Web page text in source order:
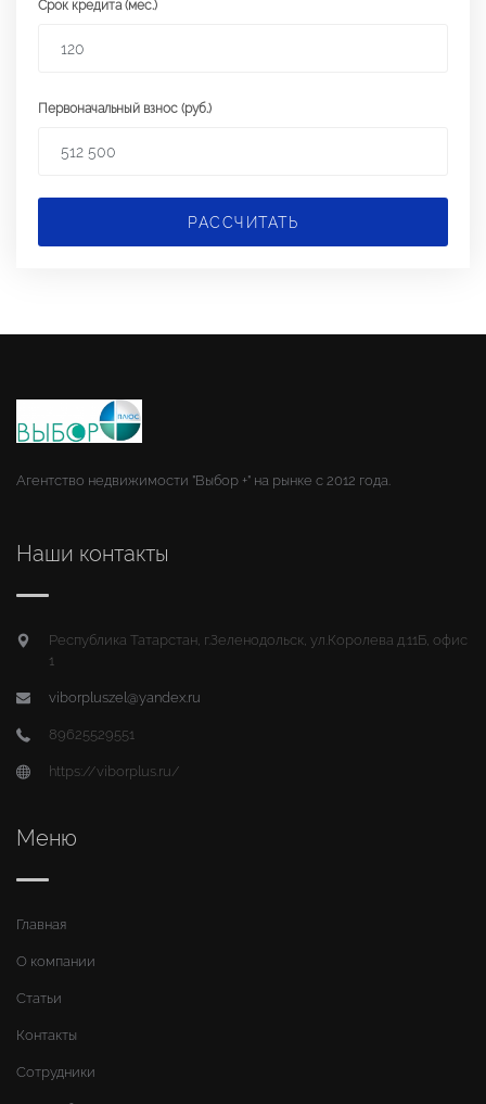
Срок кредита (мес.)
Первоначальный взнос (руб.)
РАССЧИТАТЬ
Агентство недвижимости "Выбор +" на рынке с 2012 года.
Наши контакты
Республика Татарстан, г.Зеленодольск, ул.Королева д.11Б, офис
1
viborpluszel@yandex.ru
89625529551
https://viborplus.ru/
Меню
Главная
О компании
Статьи
Контакты
Сотрудники